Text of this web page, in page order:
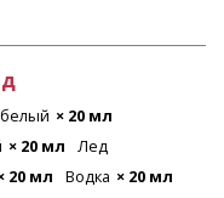
× 20 мл
× 20 мл
Лед
20 мл Водка × 20 мл